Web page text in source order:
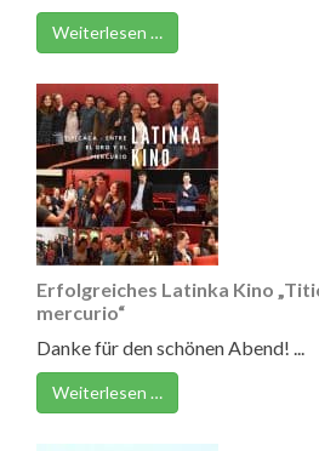
Weiterlesen …
Erfolgreiches Latinka Kino
mercurio“
Danke für den schönen Abend! ...
Weiterlesen …